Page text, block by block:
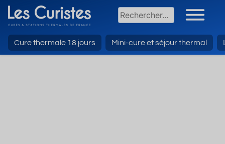
Cure thermale 18 jours Mini-cure et séjour thermal